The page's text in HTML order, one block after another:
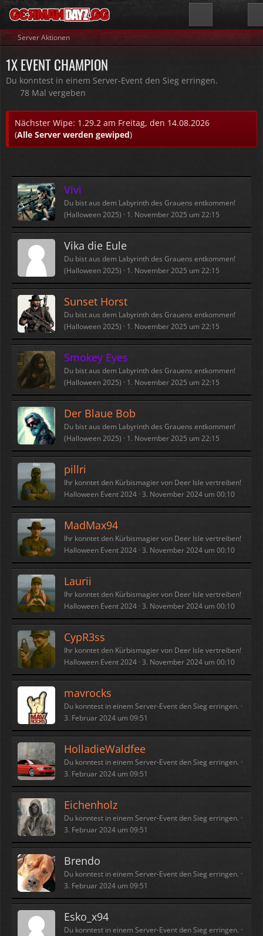
Server Aktionen
1X EVENT CHAMPION
Du konntest in einem Server-Event den Sieg erringen.
78 Mal vergeben
Nächster Wipe: 1.29.2 am Freitag, den 14.08.2026
(Alle Server werden gewiped)
Vivi
Du bist aus dem Labyrinth des Grauens entkommen!
(Halloween 2025)
1. November 2025 um 22:15
Vika die Eule
Du bist aus dem Labyrinth des Grauens entkommen!
(Halloween 2025)
1. November 2025 um 22:15
Sunset Horst
Du bist aus dem Labyrinth des Grauens entkommen!
(Halloween 2025)
1. November 2025 um 22:15
Smokey Eyes
Du bist aus dem Labyrinth des Grauens entkommen!
(Halloween 2025)
1. November 2025 um 22:15
Der Blaue Bob
Du bist aus dem Labyrinth des Grauens entkommen!
(Halloween 2025)
1. November 2025 um 22:15
pillri
Ihr konntet den Kürbismagier von Deer Isle vertreiben!
Halloween Event 2024 3. November 2024 um 00:10
MadMax94
Ihr konntet den Kürbismagier von Deer Isle vertreiben!
Halloween Event 2024 3. November 2024 um 00:10
Laurii
Ihr konntet den Kürbismagier von Deer Isle vertreiben!
Halloween Event 2024 3. November 2024 um 00:10
CypR3ss
Ihr konntet den Kürbismagier von Deer Isle vertreiben!
Halloween Event 2024 3. November 2024 um 00:10
mavrocks
Du konntest in einem Server-Event den Sieg erringen.
3. Februar 2024 um 09:51
HolladieWaldfee
Du konntest in einem Server-Event den Sieg erringen.
3. Februar 2024 um 09:51
Eichenholz
Du konntest in einem Server-Event den Sieg erringen.
3. Februar 2024 um 09:51
Brendo
Du konntest in einem Server-Event den Sieg erringen.
3. Februar 2024 um 09:51
Esko_x94
Du konntest in einem Server-Event den Sieg erringen.